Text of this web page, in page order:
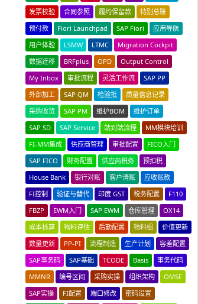
发票校验
合同参照 履约保留款
特别总账
预付款
Fiori Launchpad SAP Fiori
应用导航
用户体验
LSMW LTMC
Migration Cockpit
数据迁移
BRFplus OPD
Output Control
My Inbox
审批流程 灵活工作流
SAP PP
外部加工
SAP QM 检验批
质量信息记录
采购收货
SAP PM 维护BOM
维护订单
SAP SD
SAP Service 端到端流程
MM模块培训
FI-MM集成
供应商管理 审批配置
FICO入门
SAP FICO
财务配置 供应商税务
预扣税
House Bank
银行对账 客户清账
应收账款
FI控制
验证与替代 印度 GST 税务配置
F110
FBZP
EWM入门 SAP EWM 仓库管理
OX14
成本核算
物料评估 后勤配置 物料组
价值更新
数量更新
PP-PI 流程制造 生产计划
容差配置
SAP事务码
SAP基础 TCODE Basis
事务代码
MMNR
编号区间 采购实操 组织架构
OMSF
SAP实操
FI配置 端口修改
密码设置